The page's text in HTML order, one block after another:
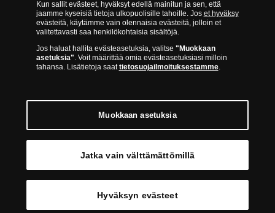
Haluan ilmoituksen kun tuote on saatavilla
Meidän takuumme
Turvallinen kumppani
Aitous- ja laatutakuu
© Copyright 2026 - Suomen Moneta
Kun sallit evästeet, hyväksyt edellä mainitun ja sen, että
jaamme kyseisiä tietoja ulkopuolisille tahoille. Jos et hyväksy
evästeitä, käytämme vain olennaisia evästeitä, jolloin et
valitettavasti saa henkilökohtaisia sisältöjä.
Jos haluat hallita evästeasetuksia, valitse "Muokkaan
asetuksia". Voit määrittää omia evästeasetuksiasi milloin
tahansa. Lisätietoja saattietosuojailmoituksestamme.
Muokkaan asetuksia
Jatka vain välttämättömillä
Hyväksyn evästeet